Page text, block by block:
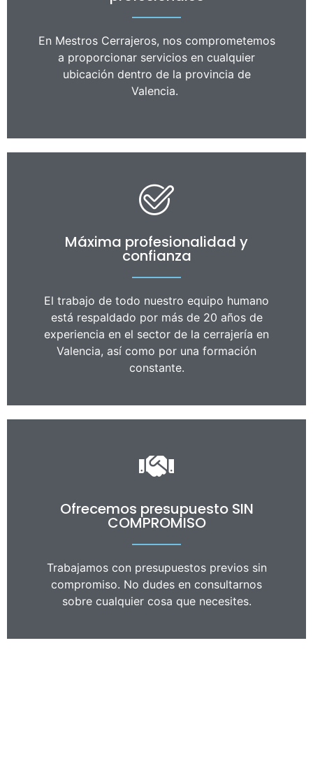
En Mestros Cerrajeros, nos comprometemos
a proporcionar servicios en cualquier
ubicación dentro de la provincia de
Valencia.
Máxima profesionalidad y
confianza
El trabajo de todo nuestro equipo humano
está respaldado por más de 20 años de
experiencia en el sector de la cerrajería en
Valencia, así como por una formación
constante.
Ofrecemos presupuesto SIN
COMPROMISO
Trabajamos con presupuestos previos sin
compromiso. No dudes en consultarnos
sobre cualquier cosa que necesites.